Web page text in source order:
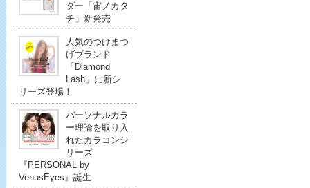
ダー「宙ノカタ
チ」新発売
人気のつけまつ
げブランド
「Diamond
Lash」に新シ
リーズ登場！
パーソナルカラ
ー理論を取り入
れたカラコンシ
リーズ
『PERSONAL by
VenusEyes』誕生